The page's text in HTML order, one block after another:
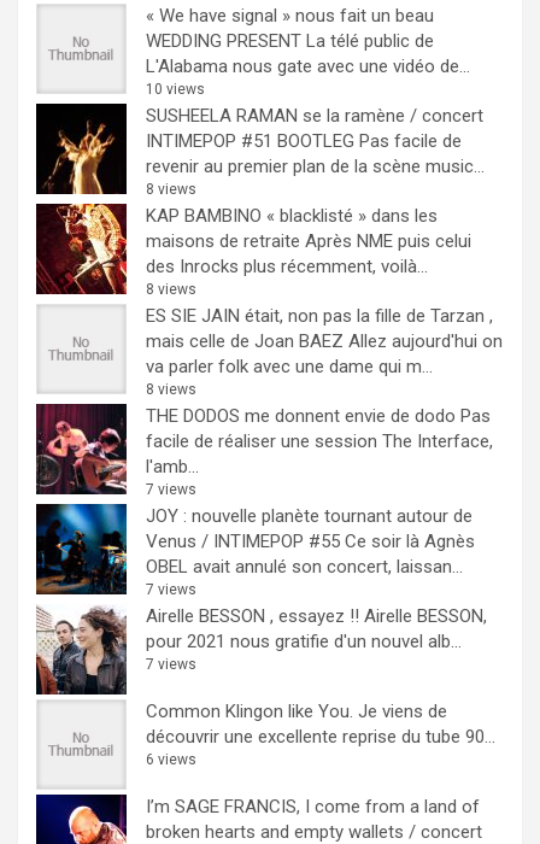
« We have signal » nous fait un beau
WEDDING PRESENT La télé public de
L'Alabama nous gate avec une vidéo de...
10 views
SUSHEELA RAMAN se la ramène / concert
INTIMEPOP #51 BOOTLEG Pas facile de
revenir au premier plan de la scène music...
8 views
KAP BAMBINO « blacklisté » dans les
maisons de retraite Après NME puis celui
des Inrocks plus récemment, voilà...
8 views
ES SIE JAIN était, non pas la fille de Tarzan ,
mais celle de Joan BAEZ Allez aujourd'hui on
va parler folk avec une dame qui m...
8 views
THE DODOS me donnent envie de dodo Pas
facile de réaliser une session The Interface,
l'amb...
7 views
JOY : nouvelle planète tournant autour de
Venus / INTIMEPOP #55 Ce soir là Agnès
OBEL avait annulé son concert, laissan...
7 views
Airelle BESSON , essayez !! Airelle BESSON,
pour 2021 nous gratifie d'un nouvel alb...
7 views
Common Klingon like You. Je viens de
découvrir une excellente reprise du tube 90...
6 views
I’m SAGE FRANCIS, I come from a land of
broken hearts and empty wallets / concert